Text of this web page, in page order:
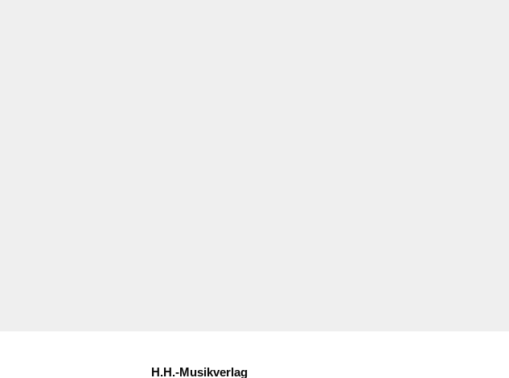
H.H.-Musikverlag